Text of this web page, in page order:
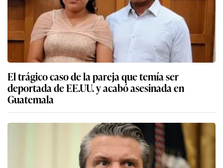
El trágico caso de la pareja que temía ser
deportada de EE.UU. y acabó asesinada en
Guatemala